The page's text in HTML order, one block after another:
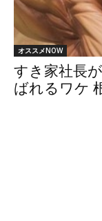
オススメNOW
すき家社長
ばれるワケ